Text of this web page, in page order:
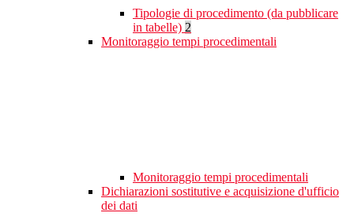
Tipologie di procedimento (da pubblicare
in tabelle) 2
Monitoraggio tempi procedimentali
Monitoraggio tempi procedimentali
Dichiarazioni sostitutive e acquisizione d'ufficio
dei dati